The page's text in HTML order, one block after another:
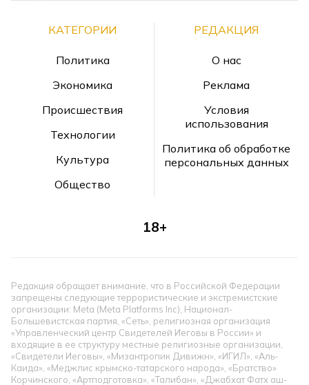
КАТЕГОРИИ
Политика
Экономика
Происшествия
Технологии
Культура
Общество
РЕДАКЦИЯ
О нас
Реклама
Условия
использования
Политика об обработке
персональных данных
18+
Редакция обращает внимание, что в Российской Федерации
запрещены следующие террористические и экстремистские
организации: Meta (Meta Platforms Inc), Национал-
Большевистская партия, «Сеть», религиозная организация
«Управленческий центр Свидетелей Иеговы в России» и
входящие в ее структуру местные религиозные организации,
«Свидетели Иеговы», «Мизантропик Дивижн», «ИГИЛ», «Аль-
Каида», «Меджлис крымско-татарского народа», «Братство»
Корчинского, «Артподготовка», «Талибан», «Джабхат Фатх аш-